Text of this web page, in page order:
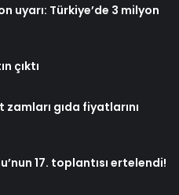
uyarı: Türkiye’de 3 milyon
çıktı
gıda fiyatlarını
17. toplantısı ertelendi!